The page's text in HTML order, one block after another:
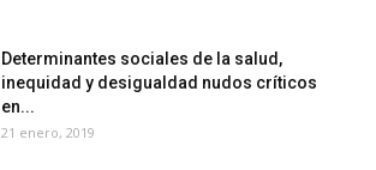
Determinantes sociales de la salud,
inequidad y desigualdad nudos críticos
en...
21 enero, 2019